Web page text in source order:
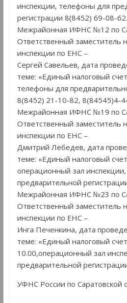
инспекции, телефоны для
регистрации 8(8452) 69-08-62.
Межрайонная ИФНС №12 по
Ответственный заместитель
инспекции по ЕНС –
Сергей Савельев, дата
теме: «Единый налоговый
телефоны для
8(8452) 21-10-82, 8(84545)4-
Межрайонная ИФНС №19 по
Ответственный заместитель
инспекции по ЕНС –
Дмитрий Лебедев, дата
теме: «Единый налоговый
операционный зал
предварительной
Межрайонная ИФНС №23 по
Ответственный заместитель
инспекции по ЕНС –
Инга Печенкина, дата
теме: «Единый налоговый
10.00,операционный зал
предварительной
УФНС России по Саратовской